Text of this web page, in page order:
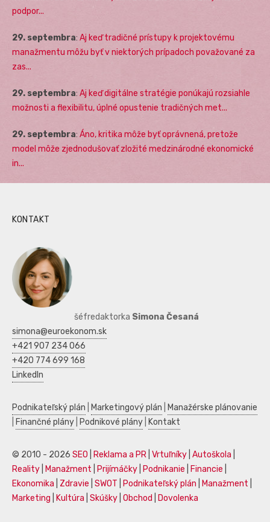
podpor...
29. septembra: Aj keď tradičné prístupy k projektovému
manažmentu môžu byť v niektorých prípadoch považované za
zas...
29. septembra: Aj keď digitálne stratégie ponúkajú rozsiahle
možnosti a flexibilitu, úplné opustenie tradičných met...
29. septembra: Áno, kritika môže byť oprávnená, pretože
model môže zjednodušovať zložité medzinárodné ekonomické
in...
KONTAKT
šéfredaktorka Simona Česaná
simona@euroekonom.sk
+421 907 234 066
+420 774 699 168
LinkedIn
Podnikateľský plán Marketingový plán
Manažérske plánovanie
Finančné plány Podnikové plány Kontakt
© 2010 - 2026 SEO Reklama a PR Vrtuľníky Autoškola
Reality
Manažment Prijímáčky Podnikanie Financie
Ekonomika
Zdravie SWOT Podnikateľský plán Manažment
Marketing
Kultúra Skúšky Obchod Dovolenka